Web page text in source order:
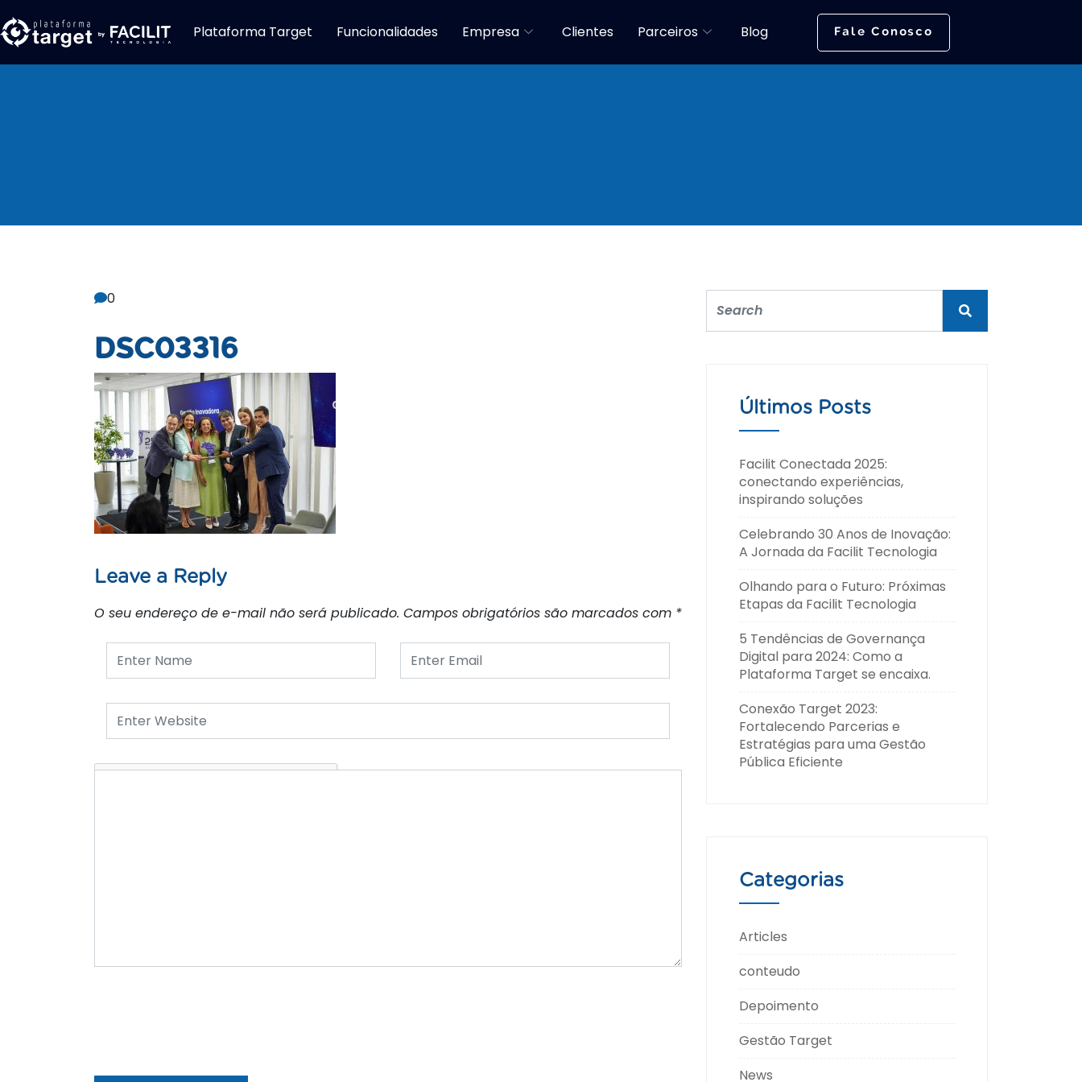
Plataforma Target Funcionalidades Empresa Clientes Parceiros Blog Fale Conosco
0
DSC03316
Leave a Reply
O seu endereço de e-mail não será publicado. Campos obrigatórios são marcados com *
Últimos Posts
Facilit Conectada 2025:
conectando experiências,
inspirando soluções
Celebrando 30 Anos de Inovação:
A Jornada da Facilit Tecnologia
Olhando para o Futuro: Próximas
Etapas da Facilit Tecnologia
5 Tendências de Governança
Digital para 2024: Como a
Plataforma Target se encaixa.
Conexão Target 2023:
Fortalecendo Parcerias e
Estratégias para uma Gestão
Pública Eficiente
Categorias
Articles
conteudo
Depoimento
Gestão Target
News